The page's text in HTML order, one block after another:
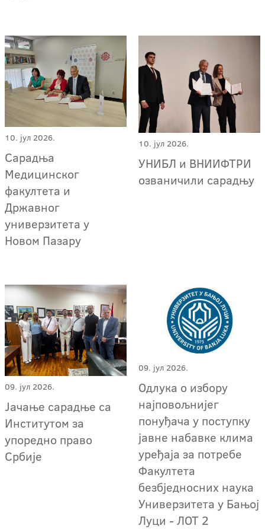
10. јул 2026.
Сарадња
Медицинског
факултета и
Државног
универзитета у
Новом Пазару
10. јул 2026.
УНИБЛ и ВНИИФТРИ
озваничили сарадњу
09. јул 2026.
Јачање сарадње са
Институтом за
упоредно право
Србије
09. јул 2026.
Одлука о избору
најповољнијег
понуђача у поступку
јавне набавке клима
уређаја за потребе
Факултета
безбједносних наука
Универзитета у Бањој
Луци - ЛОТ 2